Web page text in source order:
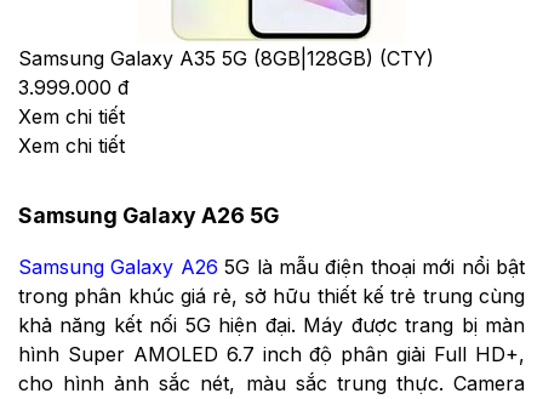
Samsung Galaxy A35 5G (8GB|128GB) (CTY)
3.999.000 đ
Xem chi tiết
Xem chi tiết
Samsung Galaxy A26 5G
Samsung Galaxy A26 5G là mẫu điện thoại mới nổi bật
trong phân khúc giá rẻ, sở hữu thiết kế trẻ trung cùng
khả năng kết nối 5G hiện đại. Máy được trang bị màn
hình Super AMOLED 6.7 inch độ phân giải Full HD+,
cho hình ảnh sắc nét, màu sắc trung thực. Camera